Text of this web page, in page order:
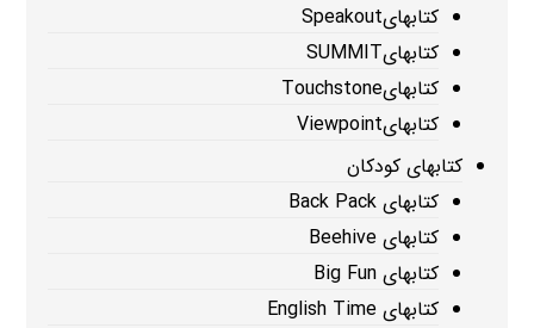
کتابهایSpeakout
کتابهایSUMMIT
کتابهایTouchstone
کتابهایViewpoint
کتابهای کودکان
کتابهای Back Pack
کتابهای Beehive
کتابهای Big Fun
کتابهای English Time